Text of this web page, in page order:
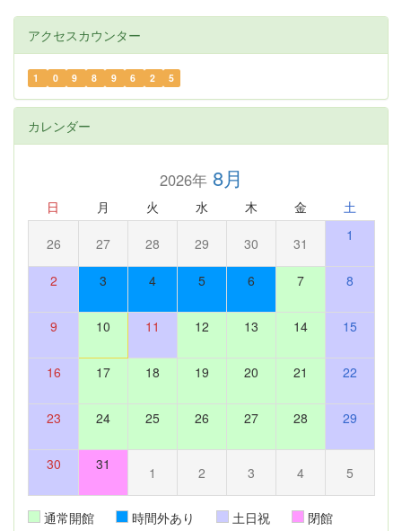
アクセスカウンター
1 0 9 8 9 6 2 5
カレンダー
2026年8月
日 月 火 水 木 金 土
26 27 28 29 30 31 1
2 3 4 5 6 7 8
9 10 11 12 13 14 15
16 17 18 19 20 21 22
23 24 25 26 27 28 29
30 31 1 2 3 4 5
通常開館 時間外あり 土日祝 閉館